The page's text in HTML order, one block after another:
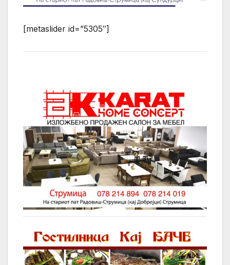
[metaslider id=”5305″]